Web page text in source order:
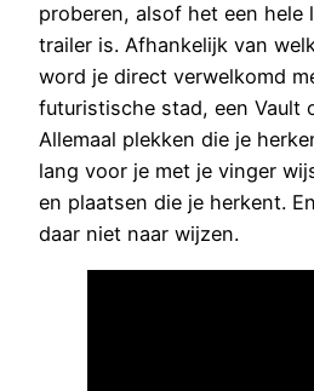
proberen, alsof het een hele
trailer is. Afhankelijk van
word je direct verwelkomd
futuristische stad, een Vault
Allemaal plekken die je
lang voor je met je vinger
en plaatsen die je herkent.
daar niet naar wijzen.